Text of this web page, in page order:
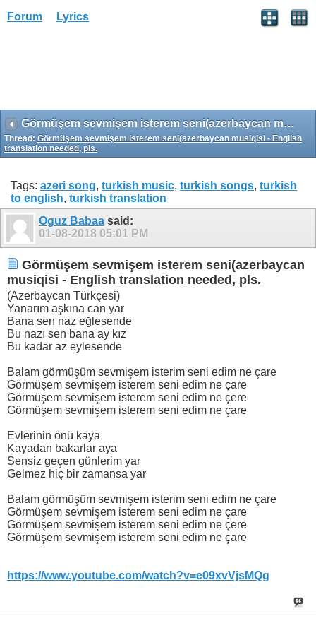
Forum Lyrics
Görmüşem sevmişem isterem seni(azerbaycan musiqisi - English translation needed, pls.
Thread: Görmüşem sevmişem isterem seni(azerbaycan musiqisi - English
translation needed, pls.
Tags: azeri song, turkish music, turkish songs, turkish
to english, turkish translation
Oguz Babaa said:
01-08-2018 05:01 PM
Görmüşem sevmişem isterem seni(azerbaycan
musiqisi - English translation needed, pls.
(Azerbaycan Türkçesi)
Yanarım aşkına can yar
Bana sen naz eğlesende
Bu nazı sen bana ay kız
Bu kadar az eylesende
Balam görmüşüm sevmişem isterim seni edim ne çare
Görmüşem sevmişem isterem seni edim ne çare
Görmüşem sevmişem isterem seni edim ne çere
Görmüşem sevmişem isterem seni edim ne çare
Evlerinin önü kaya
Kayadan bakarlar aya
Sensiz geçen günlerim yar
Gelmez hiç bir zamansa yar
Balam görmüşüm sevmişem isterim seni edim ne çare
Görmüşem sevmişem isterem seni edim ne çare
Görmüşem sevmişem isterem seni edim ne çere
Görmüşem sevmişem isterem seni edim ne çare
https://www.youtube.com/watch?v=e09xvVjsMQg